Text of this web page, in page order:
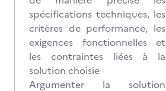
spécifications techniques, les
critères de performance, les
exigences fonctionnelles et
les contraintes liées à la
solution choisie
Argumenter la solution